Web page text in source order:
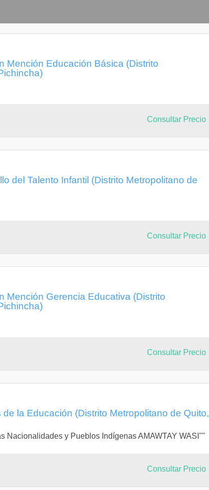
Mención Educación Básica (Distrito
Consultar Precio
del Talento Infantil (Distrito Metropolitano de
Consultar Precio
Mención Gerencia Educativa (Distrito
Consultar Precio
la Educación (Distrito Metropolitano de Quito,
Nacionalidades y Pueblos Indígenas AMAWTAY WASI""
Consultar Precio